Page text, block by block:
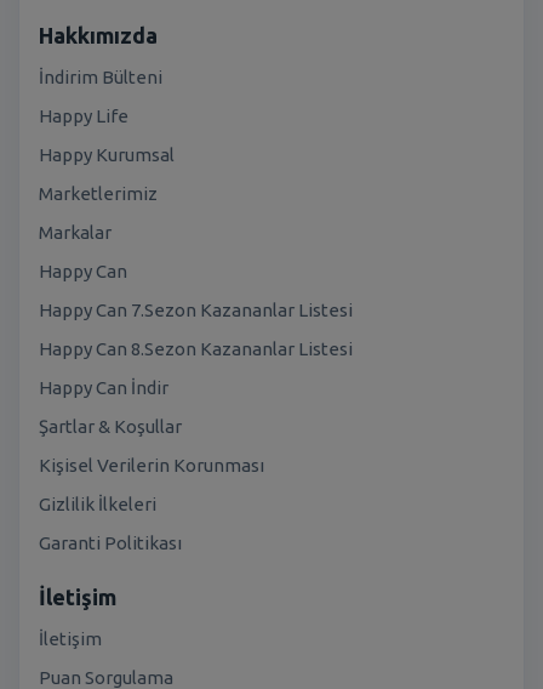
Hakkımızda
İndirim Bülteni
Happy Life
Happy Kurumsal
Marketlerimiz
Markalar
Happy Can
Happy Can 7.Sezon Kazananlar Listesi
Happy Can 8.Sezon Kazananlar Listesi
Happy Can İndir
Şartlar & Koşullar
Kişisel Verilerin Korunması
Gizlilik İlkeleri
Garanti Politikası
İletişim
İletişim
Puan Sorgulama